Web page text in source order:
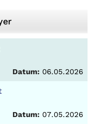
Datum: 06.05.2026
Datum: 07.05.2026